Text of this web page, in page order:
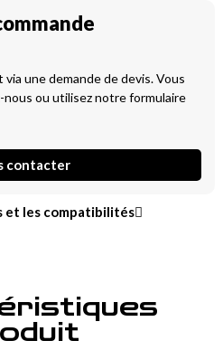
une demande de devis. Vous
nous ou utilisez notre formulaire
contacter
et les compatibilités